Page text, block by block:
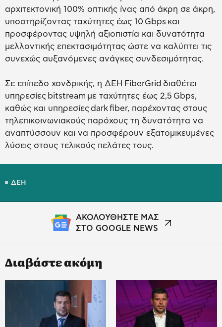
αρχιτεκτονική 100% οπτικής ίνας από άκρη σε άκρη,
υποστηρίζοντας ταχύτητες έως 10 Gbps και
προσφέροντας υψηλή αξιοπιστία και δυνατότητα
μελλοντικής επεκτασιμότητας ώστε να καλύπτει τις
συνεχώς αυξανόμενες ανάγκες συνδεσιμότητας.
Σε επίπεδο χονδρικής, η ΔΕΗ FiberGrid διαθέτει
υπηρεσίες bitstream με ταχύτητες έως 2,5 Gbps,
καθώς και υπηρεσίες dark fiber, παρέχοντας στους
τηλεπικοινωνιακούς παρόχους τη δυνατότητα να
αναπτύσσουν και να προσφέρουν εξατομικευμένες
λύσεις στους τελικούς πελάτες τους.
ΔΕΗ
ΑΚΟΛΟΥΘΗΣΤΕ ΜΑΣ
ΣΤΟ GOOGLE NEWS
Διαβάστε ακόμη